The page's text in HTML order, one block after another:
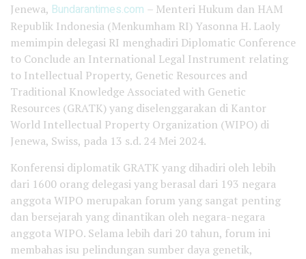
Jenewa, Bundarantimes.com – Menteri Hukum dan HAM
Republik Indonesia (Menkumham RI) Yasonna H. Laoly
memimpin delegasi RI menghadiri Diplomatic Conference
to Conclude an International Legal Instrument relating
to Intellectual Property, Genetic Resources and
Traditional Knowledge Associated with Genetic
Resources (GRATK) yang diselenggarakan di Kantor
World Intellectual Property Organization (WIPO) di
Jenewa, Swiss, pada 13 s.d. 24 Mei 2024.
Konferensi diplomatik GRATK yang dihadiri oleh lebih
dari 1600 orang delegasi yang berasal dari 193 negara
anggota WIPO merupakan forum yang sangat penting
dan bersejarah yang dinantikan oleh negara-negara
anggota WIPO. Selama lebih dari 20 tahun, forum ini
membahas isu pelindungan sumber daya genetik,